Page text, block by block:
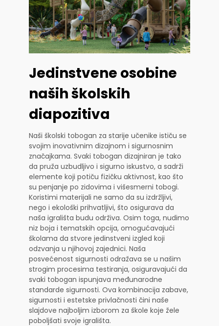
Jedinstvene osobine
naših školskih
diapozitiva
Naši školski tobogan za starije učenike ističu se
svojim inovativnim dizajnom i sigurnosnim
značajkama. Svaki tobogan dizajniran je tako
da pruža uzbudljivo i sigurno iskustvo, a sadrži
elemente koji potiču fizičku aktivnost, kao što
su penjanje po zidovima i višesmerni tobogi.
Koristimi materijali ne samo da su izdržljivi,
nego i ekološki prihvatljivi, što osigurava da
naša igrališta budu održiva. Osim toga, nudimo
niz boja i tematskih opcija, omogućavajući
školama da stvore jedinstveni izgled koji
odzvanja u njihovoj zajednici. Naša
posvećenost sigurnosti odražava se u našim
strogim procesima testiranja, osiguravajući da
svaki tobogan ispunjava međunarodne
standarde sigurnosti. Ova kombinacija zabave,
sigurnosti i estetske privlačnosti čini naše
slajdove najboljim izborom za škole koje žele
poboljšati svoje igrališta.